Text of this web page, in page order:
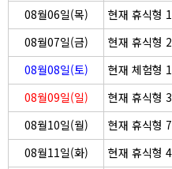
08월06일(목)
현재 휴식형
08월07일(금)
현재 휴식형
08월08일(토)
현재 체험형
08월09일(일)
현재 휴식형
08월10일(월)
현재 휴식형
08월11일(화)
현재 휴식형